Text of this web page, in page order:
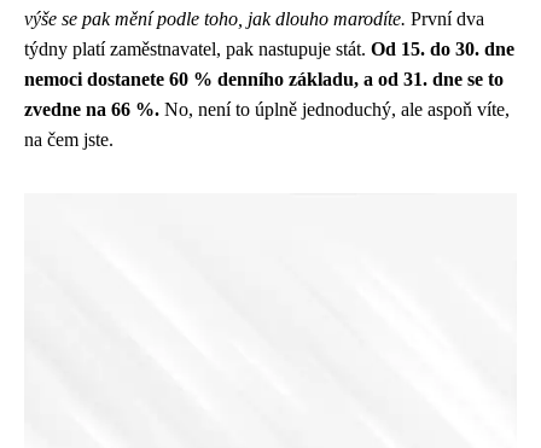
výše se pak mění podle toho, jak dlouho marodíte. První dva
týdny platí zaměstnavatel, pak nastupuje stát. Od 15. do 30. dne
nemoci dostanete 60 % denního základu, a od 31. dne se to
zvedne na 66 %. No, není to úplně jednoduchý, ale aspoň víte,
na čem jste.